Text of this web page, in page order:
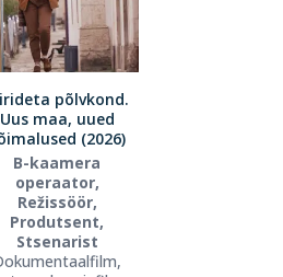
põlvkond.
Uus maa, uued
(2026)
B-kaamera
operaator,
Režissöör,
Produtsent,
Stsenarist